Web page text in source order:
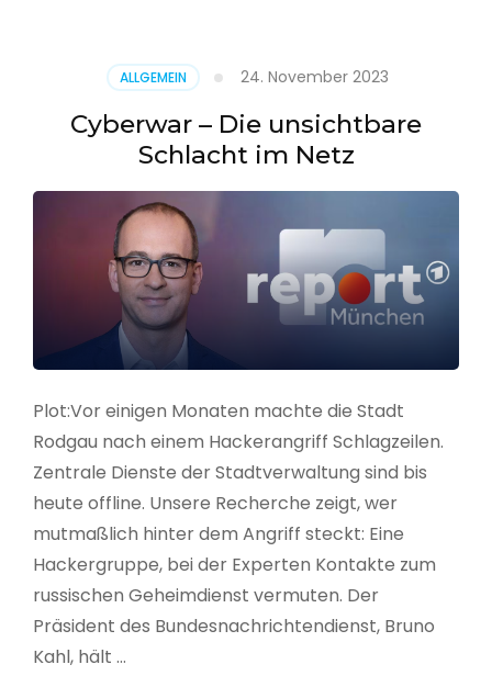
ALLGEMEIN 24. November 2023
Cyberwar – Die unsichtbare
Schlacht im Netz
Plot:Vor einigen Monaten machte die Stadt
Rodgau nach einem Hackerangriff Schlagzeilen.
Zentrale Dienste der Stadtverwaltung sind bis
heute offline. Unsere Recherche zeigt, wer
mutmaßlich hinter dem Angriff steckt: Eine
Hackergruppe, bei der Experten Kontakte zum
russischen Geheimdienst vermuten. Der
Präsident des Bundesnachrichtendienst, Bruno
Kahl, hält …